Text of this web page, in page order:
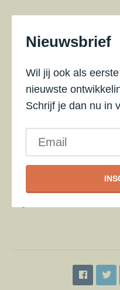
KLIK HIER OM AAN TE
Anne
Nieuwsbrief
Wil jij ook als
nieuwste
Schrijf je dan nu in